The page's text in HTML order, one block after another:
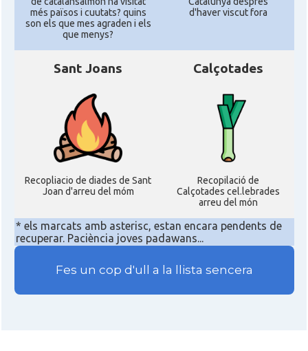
més països i cuutats? quins
son els que mes agraden i els
que menys?
d'haver viscut fora
Sant Joans
Recopliacio de diades de Sant
Joan d'arreu del móm
Calçotades
Recopilació de
Calçotades cel.lebrades
arreu del món
* els marcats amb asterisc, estan encara pendents de
recuperar. Paciència joves padawans...
Fes un cop d'ull a la llista sencera